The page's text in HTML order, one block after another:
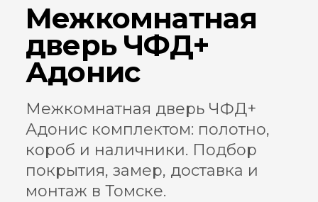
Межкомнатная
дверь ЧФД+
Адонис
Межкомнатная дверь ЧФД+
Адонис комплектом: полотно,
короб и наличники. Подбор
покрытия, замер, доставка и
монтаж в Томске.